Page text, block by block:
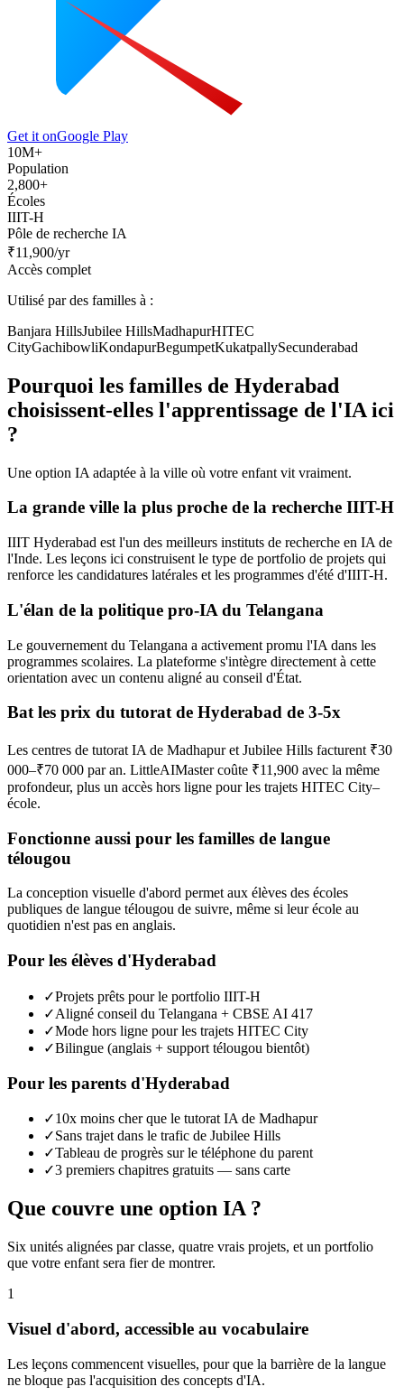
Get it onGoogle Play
10M+
Population
2,800+
Écoles
IIIT-H
Pôle de recherche IA
₹11,900/yr
Accès complet
Utilisé par des familles à :
Banjara HillsJubilee HillsMadhapurHITEC
CityGachibowliKondapurBegumpetKukatpallySecunderabad
Pourquoi les familles de Hyderabad
choisissent-elles l'apprentissage de l'IA ici
?
Une option IA adaptée à la ville où votre enfant vit vraiment.
La grande ville la plus proche de la recherche IIIT-H
IIIT Hyderabad est l'un des meilleurs instituts de recherche en IA de
l'Inde. Les leçons ici construisent le type de portfolio de projets qui
renforce les candidatures latérales et les programmes d'été d'IIIT-H.
L'élan de la politique pro-IA du Telangana
Le gouvernement du Telangana a activement promu l'IA dans les
programmes scolaires. La plateforme s'intègre directement à cette
orientation avec un contenu aligné au conseil d'État.
Bat les prix du tutorat de Hyderabad de 3-5x
Les centres de tutorat IA de Madhapur et Jubilee Hills facturent ₹30
000–₹70 000 par an. LittleAIMaster coûte ₹11,900 avec la même
profondeur, plus un accès hors ligne pour les trajets HITEC City–
école.
Fonctionne aussi pour les familles de langue
télougou
La conception visuelle d'abord permet aux élèves des écoles
publiques de langue télougou de suivre, même si leur école au
quotidien n'est pas en anglais.
Pour les élèves d'Hyderabad
✓Projets prêts pour le portfolio IIIT-H
✓Aligné conseil du Telangana + CBSE AI 417
✓Mode hors ligne pour les trajets HITEC City
✓Bilingue (anglais + support télougou bientôt)
Pour les parents d'Hyderabad
✓10x moins cher que le tutorat IA de Madhapur
✓Sans trajet dans le trafic de Jubilee Hills
✓Tableau de progrès sur le téléphone du parent
✓3 premiers chapitres gratuits — sans carte
Que couvre une option IA ?
Six unités alignées par classe, quatre vrais projets, et un portfolio
que votre enfant sera fier de montrer.
1
Visuel d'abord, accessible au vocabulaire
Les leçons commencent visuelles, pour que la barrière de la langue
ne bloque pas l'acquisition des concepts d'IA.